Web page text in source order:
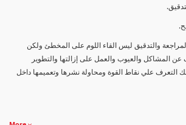
والتدقيق ليس القاء اللوم على المخطئ ولكن
المشاكل والعيوب والعمل على إزالتها والتطوير
التعرف علي نقاط القوة ومحاولة نشرها وتعميمها داخل